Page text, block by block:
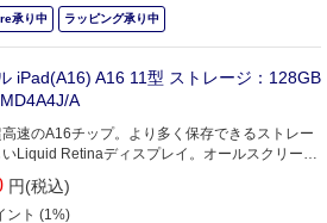
承り中 ラッピング承り中
iPad(A16) A16 11型 ストレージ：128GB
A
速のA16チップ。より多く保存できるストレー
いLiquid Retinaディスプレイ。オールスクリーン
。もっと夢中になれるiPadです。
円(税込)
ント (1%)